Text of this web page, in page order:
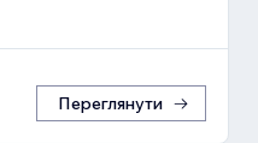
Переглянути